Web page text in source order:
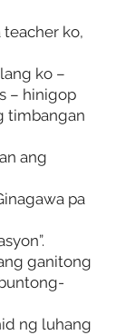
ko,
ko –
– hinigop
timbangan
ang
pa
ganitong
ng luhang